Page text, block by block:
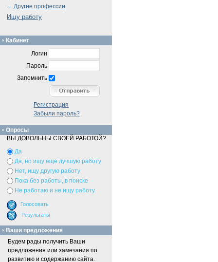
Другие профессии
Ищу работу
Кабинет
Логин
Пароль
Запомнить
Регистрация
Забыли пароль?
Опросы
ВЫ ДОВОЛЬНЫ СВОЕЙ РАБОТОЙ?
Да
Да, но ищу еще лучшую работу
Нет, ищу другую работу
Пока без работы, в поиске
Не работаю и не ищу работу
Ваши предложения
Будем рады получить Ваши
предложения или замечания по
развитию и содержанию сайта.